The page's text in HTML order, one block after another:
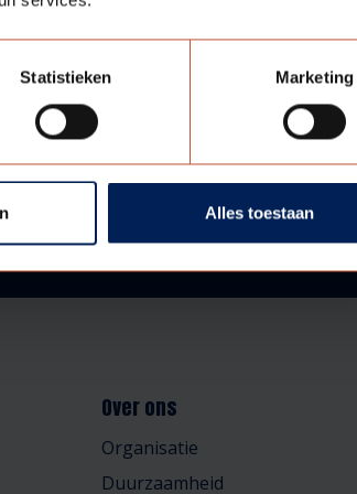
Statistieken Marketing
Alles toestaan
Over ons
Organisatie
Duurzaamheid